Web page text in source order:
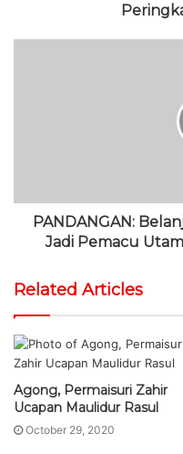
PANDANGAN:
Jadi Pemacu
Related Articles
Agong, Permaisuri Zahir
Ucapan Maulidur Rasul
October 29, 2020